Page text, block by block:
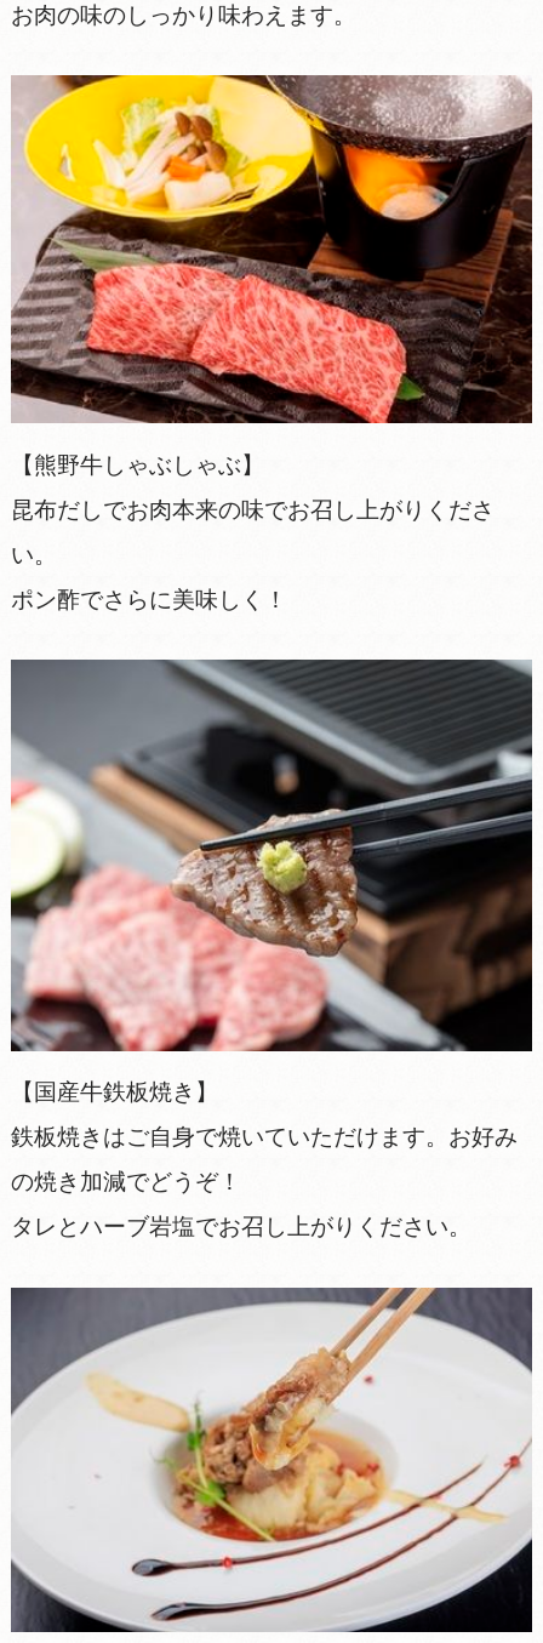
お肉の味のしっかり味わえます。
【熊野牛しゃぶしゃぶ】
昆布だしでお肉本来の味でお召し上がりくださ
い。
ポン酢でさらに美味しく！
【国産牛鉄板焼き】
鉄板焼きはご自身で焼いていただけます。お好み
の焼き加減でどうぞ！
タレとハーブ岩塩でお召し上がりください。